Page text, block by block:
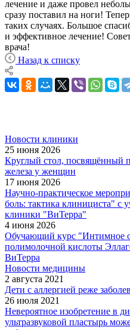
лечение и даже провел
сразу поставил на ноги!
таких случаях. Большое
и эффективное лечение!
врача!
Назад к списку
Новости клиники
25 июня 2026
Круглый стол, посвящённый
железа у женщин
17 июня 2026
Научно-практическое
боль: тактика клинициста" с
клиники "ВиТерра"
4 июня 2026
Обучающий курс "Интимное
полимолочной кислоты
ВиТерра
Новости медицины
2 августа 2021
Дети с аллергией реже
26 июля 2021
Невероятное изобретение в
ультразвуковой пластырь